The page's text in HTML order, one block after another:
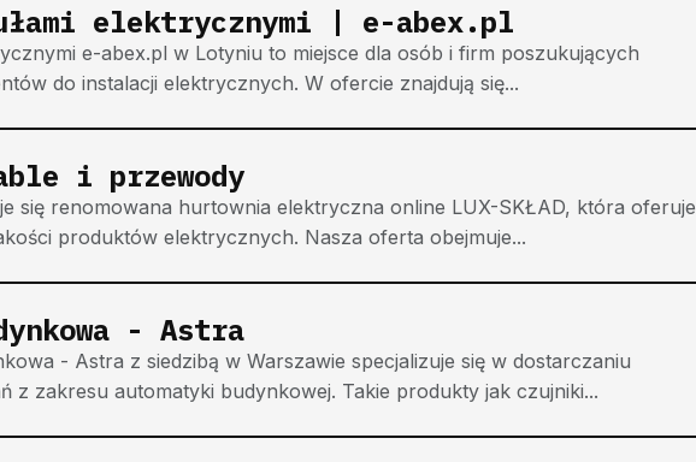
elektrycznymi | e-abex.pl
e-abex.pl w Lotyniu to miejsce dla osób i firm poszukujących
do instalacji elektrycznych. W ofercie znajdują się...
i przewody
się renomowana hurtownia elektryczna online LUX-SKŁAD, która oferuje
produktów elektrycznych. Nasza oferta obejmuje...
- Astra
- Astra z siedzibą w Warszawie specjalizuje się w dostarczaniu
z zakresu automatyki budynkowej. Takie produkty jak czujniki...